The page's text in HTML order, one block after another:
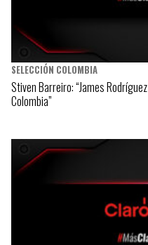
SELECCIÓN COLOMBIA
Stiven Barreiro: “James
Colombia”